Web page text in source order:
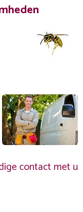
contact met u